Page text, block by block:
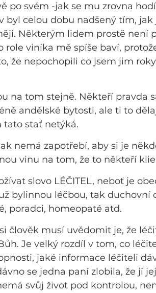
po svém -jak se mu zrovna
byl celou dobu nadšený tím,
Některým lidem prostě není
role viníka mě spíše baví,
že nepochopili co jsem jim
na tom stejně. Někteří pravda
andělské bytosti, ale ti to
tato stať netýká.
nemá zapotřebí, aby si je
vinu na tom, že to někteří
slovo LÉČITEL, neboť je
bylinnou léčbou, tak duchovní
poradci, homeopaté atd.
člověk musí uvědomit je, že
Je velký rozdíl v tom, co
jaké informace léčiteli
se jedna paní zlobila, že jí
svůj život pod kontrolou,